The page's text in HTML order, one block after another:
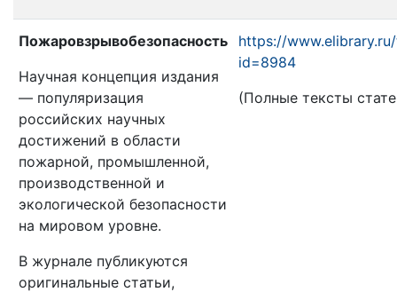
Пожаровзрывобезопасность
Научная концепция издания
— популяризация
российских научных
достижений в области
пожарной, промышленной,
производственной и
экологической безопасности
на мировом уровне.
В журнале публикуются
оригинальные статьи,
https://
id=8984
(Полные тексты